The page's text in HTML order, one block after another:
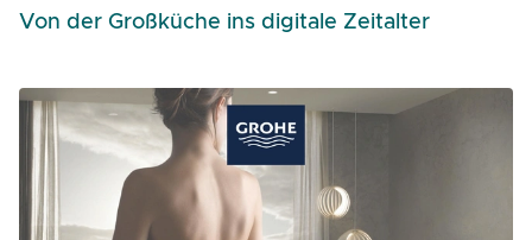
Von der Großküche ins digitale Zeitalter